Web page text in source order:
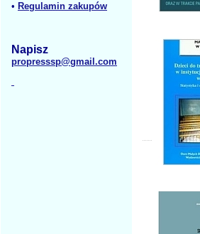
• Regulamin zakupów
Napisz
propresssp@gmail.com